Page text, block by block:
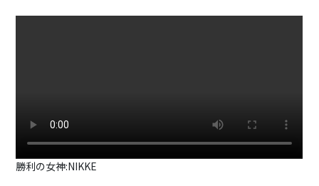
勝利の女神:NIKKE